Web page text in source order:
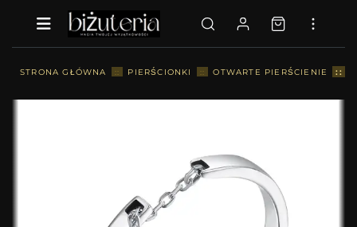
STRONA GŁÓWNA :: PIERŚCIONKI :: OTWARTE PIERŚCIENIE ::